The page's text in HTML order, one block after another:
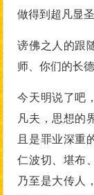
做得到超凡显
谤佛之人的跟
师、你们的长
今天明说了吧
凡夫，思想的
且是罪业深重
仁波切、堪布
乃至是大传人